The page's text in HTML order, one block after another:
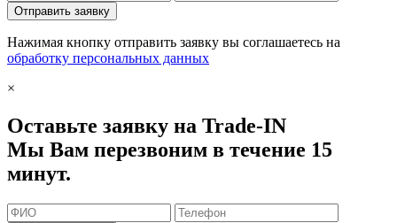
Отправить заявку
Нажимая кнопку отправить заявку вы соглашаетесь на
обработку персональных данных
×
Оставьте заявку на Trade-IN
Мы Вам перезвоним в течение 15
минут.